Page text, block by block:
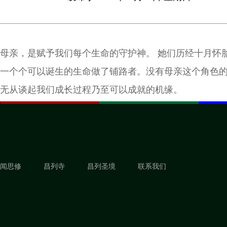
母亲，是赋予我们每个生命的守护神。 她们历经十月怀
一个个可以诞生的生命做了铺路者。没有母亲这个角色
无从谈起我们成长过程乃至可以成就的机缘。
闻思修 昌列寺 昌列圣境 联系我们